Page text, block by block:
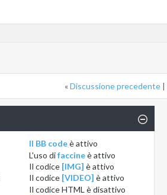
«Discussione precedente |
Il BB codeèattivo
L'uso difaccineèattivo
Il codice [IMG] èattivo
Il codice [VIDEO] èattivo
Il codice HTML èdisattivo